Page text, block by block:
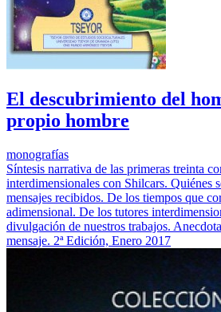
El descubrimiento del
propio hombre
monografías
Síntesis narrativa de las primeras treinta
interdimensionales con Shilcars. Quiénes
mensajes recibidos. De los tiempos que
adimensional. De los tutores
divulgación de nuestros trabajos.
mensaje. 2ª Edición, Enero 2017